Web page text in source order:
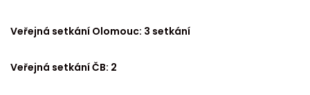
Veřejná setkání Olomouc: 3 setkání
Veřejná setkání ČB: 2